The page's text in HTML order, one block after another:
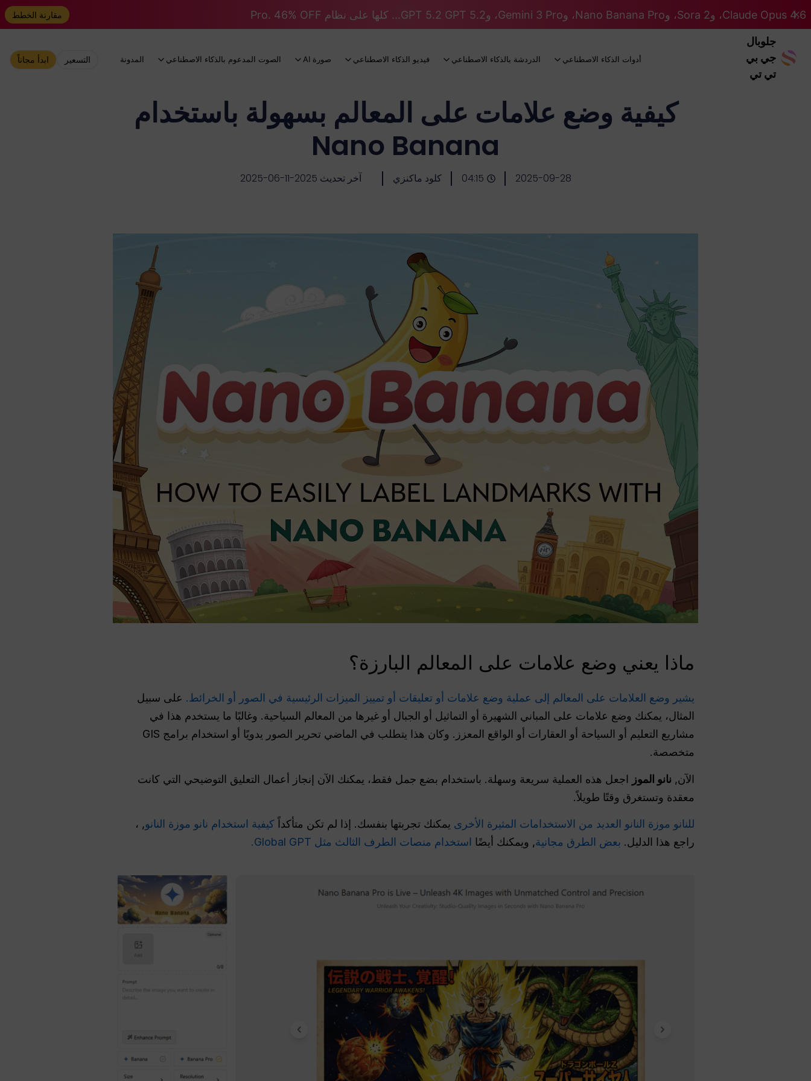
Claude Opus 4.6، وSora 2، وNano Banana Pro، وGemini 3 Pro، وGPT 5.2 GPT 5.2... كلها على نظام Pro. 46% OFF مقارنة الخطط
جلوبال
جي بي
تي تي
أدوات الذكاء الاصطناعي الدردشة بالذكاء الاصطناعي فيديو الذكاء الاصطناعي صورة AI الصوت المدعوم بالذكاء الاصطناعي المدونة التسعير ابدأ مجاناً
كيفية وضع علامات على المعالم بسهولة باستخدام
Nano Banana
2025-09-28
04:15 كلود ماكنزي آخر تحديث 2025-11-06-2025
ماذا يعني وضع علامات على المعالم البارزة؟
يشير وضع العلامات على المعالم إلى عملية وضع علامات أو تعليقات أو تمييز الميزات الرئيسية في الصور أو الخرائط. على سبيل
المثال، يمكنك وضع علامات على المباني الشهيرة أو التماثيل أو الجبال أو غيرها من المعالم السياحية. وغالبًا ما يستخدم هذا في
مشاريع التعليم أو السياحة أو العقارات أو الواقع المعزز. وكان هذا يتطلب في الماضي تحرير الصور يدويًا أو استخدام برامج GIS
متخصصة.
الآن, نانو الموز اجعل هذه العملية سريعة وسهلة. باستخدام بضع جمل فقط، يمكنك الآن إنجاز أعمال التعليق التوضيحي التي كانت
معقدة وتستغرق وقتًا طويلاً.
للنانو موزة النانو العديد من الاستخدامات المثيرة الأخرى يمكنك تجربتها بنفسك. إذا لم تكن متأكداً كيفية استخدام نانو موزة النانو, ،
راجع هذا الدليل. بعض الطرق مجانية, ويمكنك أيضًا استخدام منصات الطرف الثالث مثل Global GPT.